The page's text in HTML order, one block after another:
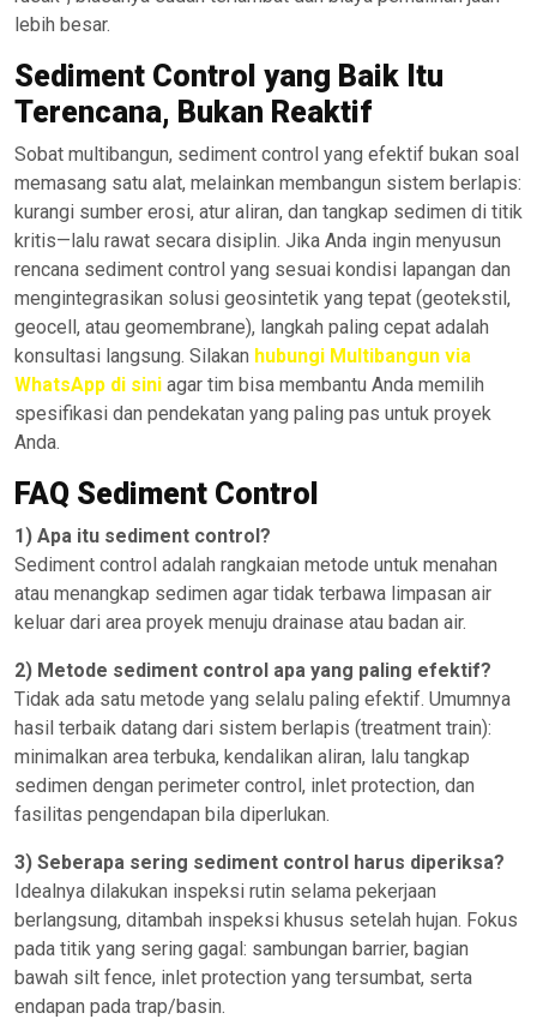
lebih besar.
Sediment Control yang Baik Itu
Terencana, Bukan Reaktif
Sobat multibangun, sediment control yang efektif bukan soal
memasang satu alat, melainkan membangun sistem berlapis:
kurangi sumber erosi, atur aliran, dan tangkap sedimen di titik
kritis—lalu rawat secara disiplin. Jika Anda ingin menyusun
rencana sediment control yang sesuai kondisi lapangan dan
mengintegrasikan solusi geosintetik yang tepat (geotekstil,
geocell, atau geomembrane), langkah paling cepat adalah
konsultasi langsung. Silakan hubungi Multibangun via
WhatsApp di sini agar tim bisa membantu Anda memilih
spesifikasi dan pendekatan yang paling pas untuk proyek
Anda.
FAQ Sediment Control
1) Apa itu sediment control?
Sediment control adalah rangkaian metode untuk menahan
atau menangkap sedimen agar tidak terbawa limpasan air
keluar dari area proyek menuju drainase atau badan air.
2) Metode sediment control apa yang paling efektif?
Tidak ada satu metode yang selalu paling efektif. Umumnya
hasil terbaik datang dari sistem berlapis (treatment train):
minimalkan area terbuka, kendalikan aliran, lalu tangkap
sedimen dengan perimeter control, inlet protection, dan
fasilitas pengendapan bila diperlukan.
3) Seberapa sering sediment control harus diperiksa?
Idealnya dilakukan inspeksi rutin selama pekerjaan
berlangsung, ditambah inspeksi khusus setelah hujan. Fokus
pada titik yang sering gagal: sambungan barrier, bagian
bawah silt fence, inlet protection yang tersumbat, serta
endapan pada trap/basin.